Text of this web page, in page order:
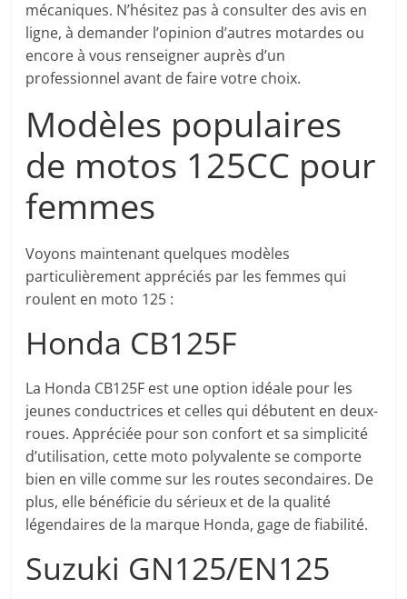
mécaniques. N’hésitez pas à consulter des avis en
ligne, à demander l’opinion d’autres motardes ou
encore à vous renseigner auprès d’un
professionnel avant de faire votre choix.
Modèles populaires
de motos 125CC pour
femmes
Voyons maintenant quelques modèles
particulièrement appréciés par les femmes qui
roulent en moto 125 :
Honda CB125F
La Honda CB125F est une option idéale pour les
jeunes conductrices et celles qui débutent en deux-
roues. Appréciée pour son confort et sa simplicité
d’utilisation, cette moto polyvalente se comporte
bien en ville comme sur les routes secondaires. De
plus, elle bénéficie du sérieux et de la qualité
légendaires de la marque Honda, gage de fiabilité.
Suzuki GN125/EN125